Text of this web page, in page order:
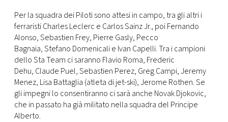
Per la squadra dei Piloti sono attesi in campo, tra gli altri i
ferraristi Charles Leclerc e Carlos Sainz Jr., poi Fernando
Alonso, Sebastien Frey, Pierre Gasly, Pecco
Bagnaia, Stefano Domenicali e Ivan Capelli. Tra i campioni
dello Sta Team ci saranno Flavio Roma, Frederic
Dehu, Claude Puel, Sebastien Perez, Greg Campi, Jeremy
Menez, Lisa Battaglia (atleta di jet-ski), Jerome Rothen. Se
gli impegni lo consentiranno ci sarà anche Novak Djokovic,
che in passato ha già militato nella squadra del Principe
Alberto.